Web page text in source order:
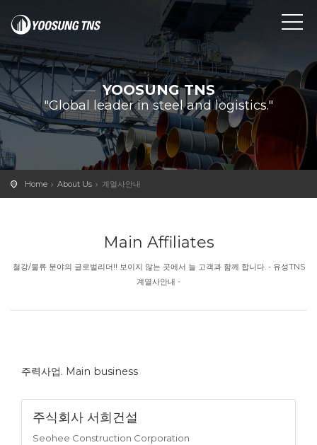
YOOSUNG TNS
"Global leader in steel and logistics."
Home About Us 계열사안내
Main Affiliates
철강/물류 분야의 글로벌리더!! 보이지 않는 곳에서 늘 고객과 함께 합니다. - 유성TNS
계열사안내 -
주력사업. Main business
주식회사 서희건설
Seohee Construction Corporation